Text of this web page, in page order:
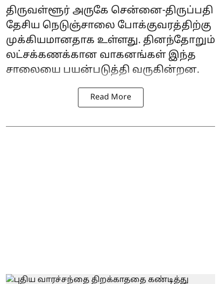
திருவள்ளூர் அருகே சென்னை-திருப்பதி
தேசிய நெடுஞ்சாலை போக்குவரத்திற்கு
முக்கியமானதாக உள்ளது. தினந்தோறும்
லட்சக்கணக்கான வாகனங்கள் இந்த
சாலையை பயன்படுத்தி வருகின்றன.
Read More